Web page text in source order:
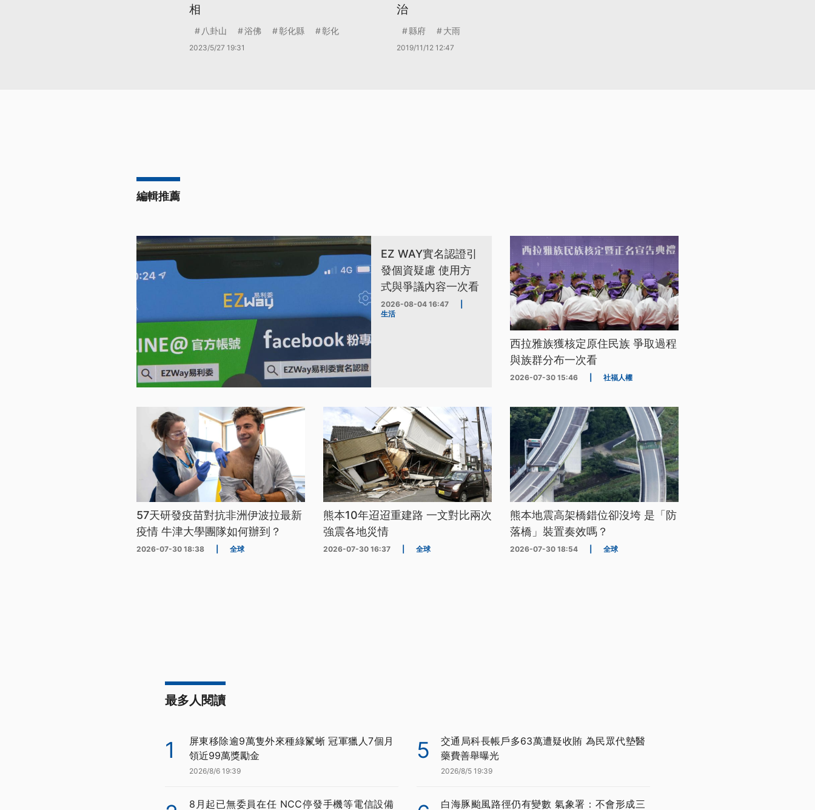
相
八卦山 浴佛 彰化縣 彰化
2023/5/27 19:31
治
縣府 大雨
2019/11/12 12:47
編輯推薦
EZ WAY實名認證引
發個資疑慮 使用方
式與爭議內容一次看
2026-08-04 16:47
生活
西拉雅族獲核定原住民族 爭取過程
與族群分布一次看
2026-07-30 15:46 社福人權
57天研發疫苗對抗非洲伊波拉最新
疫情 牛津大學團隊如何辦到？
2026-07-30 18:38 全球
熊本10年迢迢重建路 一文對比兩次
強震各地災情
2026-07-30 16:37 全球
熊本地震高架橋錯位卻沒垮 是「防
落橋」裝置奏效嗎？
2026-07-30 18:54 全球
最多人閱讀
1
屏東移除逾9萬隻外來種綠鬣蜥 冠軍獵人7個月
領近99萬獎勵金
2026/8/6 19:39
8月起已無委員在任 NCC停發手機等電信設備
5
交通局科長帳戶多63萬遭疑收賄 為民眾代墊醫
藥費善舉曝光
2026/8/5 19:39
白海豚颱風路徑仍有變數 氣象署：不會形成三